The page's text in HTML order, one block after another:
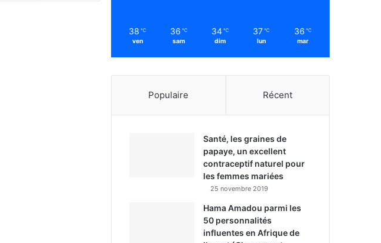
38 ℃
ven
36 ℃
sam
34 ℃
dim
37 ℃
lun
36 ℃
mar
Populaire Récent
Santé, les graines de
papaye, un excellent
contraceptif naturel pour
les femmes mariées
25 novembre 2019
Hama Amadou parmi les
50 personnalités
influentes en Afrique de